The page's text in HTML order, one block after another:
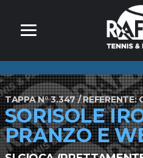
TAPPA N° 3.347 / REFERENTE:
SORISOLE
PRANZO E